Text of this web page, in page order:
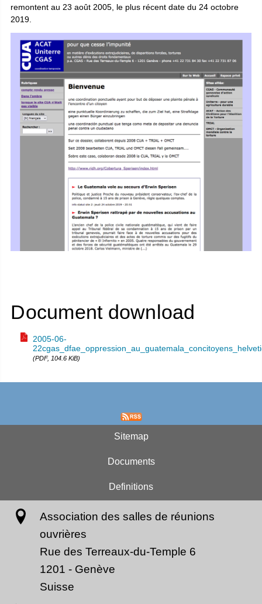
remontent au 23 août 2005, le plus récent date du 24 octobre
2019.
Document download
2005-06-
(PDF, 104.6 KiB)
Sitemap
Documents
Definitions
Association des salles de réunions
ouvrières
Rue des Terreaux-du-Temple 6
1201 - Genève
Suisse